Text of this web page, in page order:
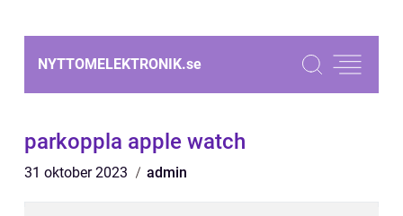
NYTTOMELEKTRONIK.se
parkoppla apple watch
31 oktober 2023 admin